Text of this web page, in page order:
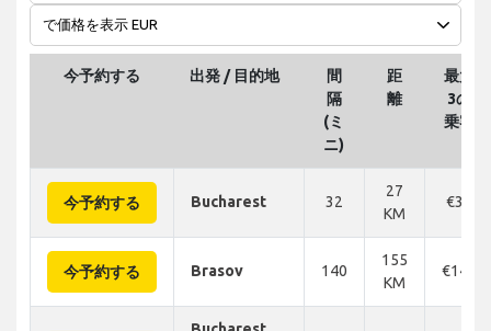
今予約する 出発 / 目的地
間
隔
(ミ
ニ)
距
離
最大
3の
乗客
今予約する Bucharest 32
27
KM
€31
今予約する Brasov 140
155
KM
€141